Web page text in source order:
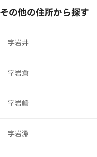
その他の住所から探す
字岩井
字岩倉
字岩崎
字岩淵